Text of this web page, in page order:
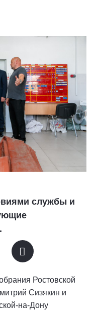
службы и
Ростовской
Сизякин и
на-Дону